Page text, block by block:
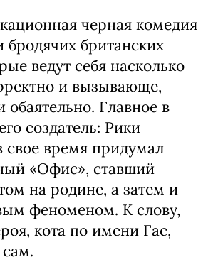
черная комедия
британских
ведут себя насколько
и вызывающе,
обаятельно. Главное в
создатель: Рики
свое время придумал
«Офис», ставший
на родине, а затем и
феноменом. К слову,
кота по имени Гас,